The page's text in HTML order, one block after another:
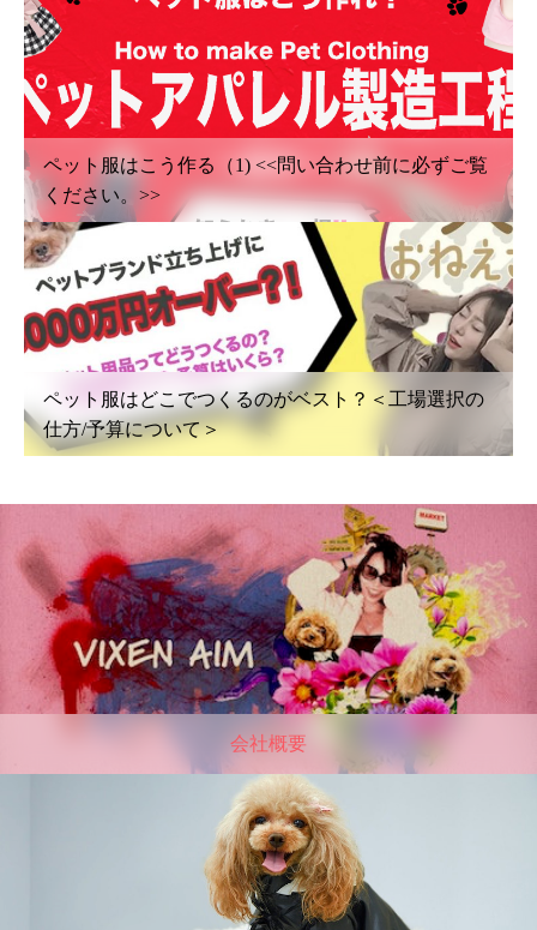
ペット服はこう作る（1) <<問い合わせ前に必ずご覧
ください。>>
ペット服はどこでつくるのがベスト？＜工場選択の
仕方/予算について＞
会社概要